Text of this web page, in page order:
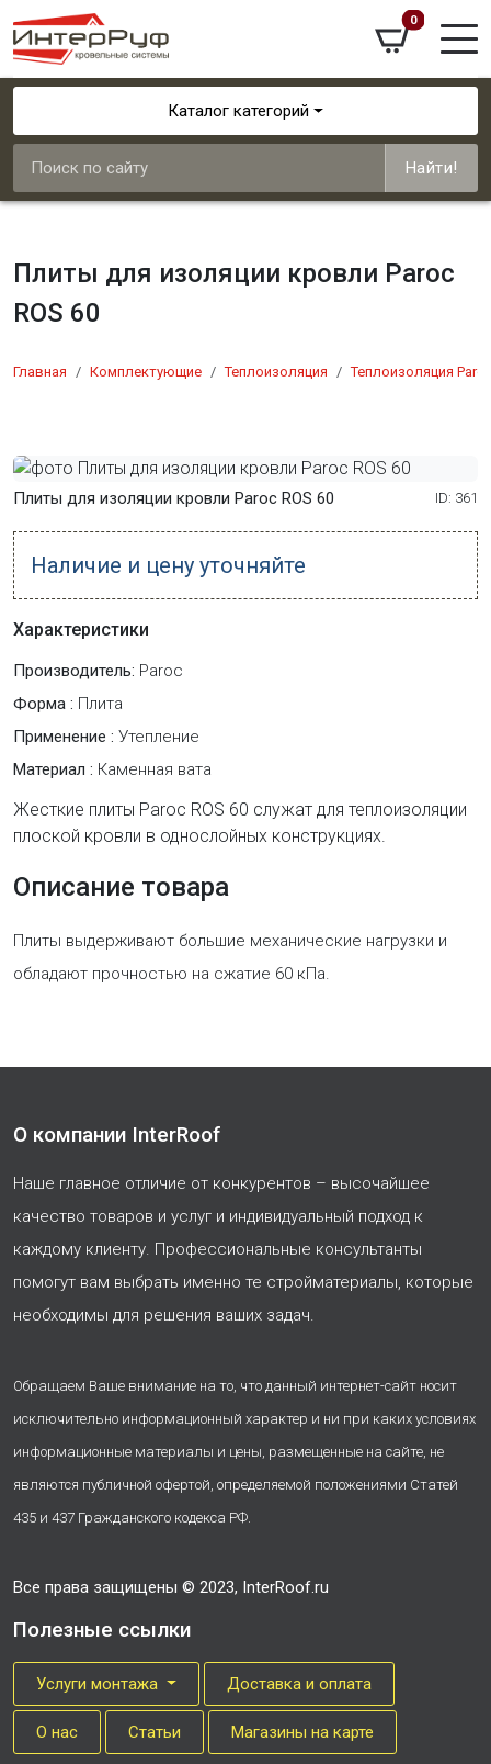
0
Каталог категорий
Найти!
Плиты для изоляции кровли Paroc
ROS 60
Главная Комплектующие Теплоизоляция Теплоизоляция
Плиты для изоляции кровли Paroc ROS 60 ID: 361
Наличие и цену уточняйте
Характеристики
Производитель: Paroc
Форма : Плита
Применение : Утепление
Материал : Каменная вата
Жесткие плиты Paroc ROS 60 служат для теплоизоляции
плоской кровли в однослойных конструкциях.
Описание товара
Плиты выдерживают большие механические нагрузки и
обладают прочностью на сжатие 60 кПа.
О компании InterRoof
Наше главное отличие от конкурентов – высочайшее
качество товаров и услуг и индивидуальный подход к
каждому клиенту. Профессиональные консультанты
помогут вам выбрать именно те стройматериалы, которые
необходимы для решения ваших задач.
Обращаем Ваше внимание на то, что данный интернет-сайт носит
исключительно информационный характер и ни при каких условиях
информационные материалы и цены, размещенные на сайте, не
являются публичной офертой, определяемой положениями Статей
435 и 437 Гражданского кодекса РФ.
Все права защищены © 2023, InterRoof.ru
Полезные ссылки
Услуги монтажа Доставка и оплата
О нас Cтатьи Магазины на карте